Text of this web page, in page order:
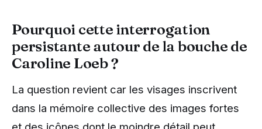
Pourquoi cette interrogation
persistante autour de la bouche de
Caroline Loeb ?
La question revient car les visages inscrivent
dans la mémoire collective des images fortes